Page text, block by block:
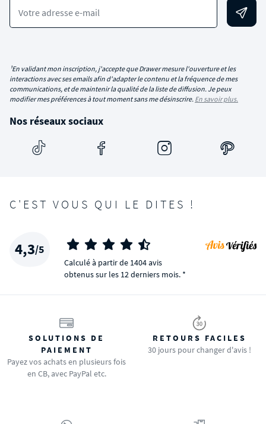
Votre adresse e-mail
¹En validant mon inscription, j'accepte que Drawer mesure l'ouverture et les
interactions avec ses emails afin d'adapter le contenu et la fréquence de mes
communications, et de maintenir la qualité de la liste de diffusion. Je peux
modifier mes préférences à tout moment sans me désinscrire. En savoir plus.
Nos réseaux sociaux
C'EST VOUS QUI LE DITES !
4,3/5
Calculé à partir de 1404 avis
obtenus sur les 12 derniers mois. *
SOLUTIONS DE
PAIEMENT
Payez vos achats en plusieurs fois
en CB, avec PayPal etc.
RETOURS FACILES
30 jours pour changer d'avis !